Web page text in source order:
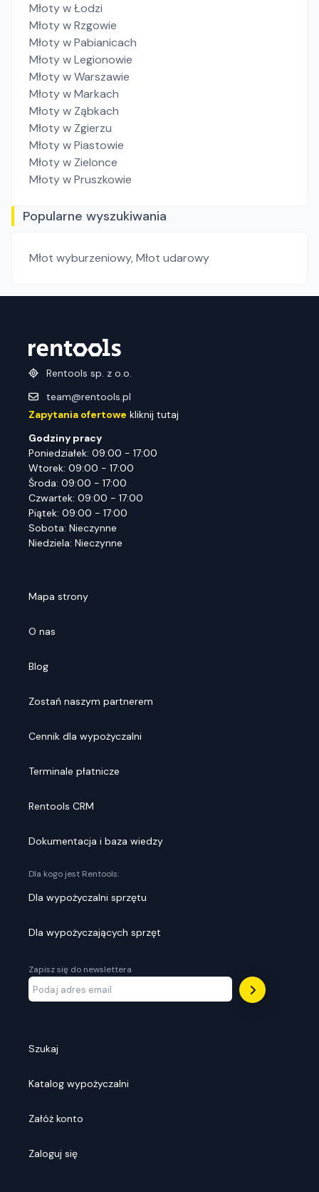
Młotyw Łodzi
Młotyw Rzgowie
Młotyw Pabianicach
Młotyw Legionowie
Młotyw Warszawie
Młotyw Markach
Młotyw Ząbkach
Młotyw Zgierzu
Młotyw Piastowie
Młotyw Zielonce
Młotyw Pruszkowie
Popularne wyszukiwania
Młot wyburzeniowy,Młot udarowy
Rentools sp. z o.o.
team@rentools.pl
Zapytania ofertowe kliknij tutaj
Godziny pracy
Poniedziałek: 09:00 - 17:00
Wtorek: 09:00 - 17:00
Środa: 09:00 - 17:00
Czwartek: 09:00 - 17:00
Piątek: 09:00 - 17:00
Sobota: Nieczynne
Niedziela: Nieczynne
Mapa strony
O nas
Blog
Zostań naszym partnerem
Cennik dla wypożyczalni
Terminale płatnicze
Rentools CRM
Dokumentacja i baza wiedzy
Dla kogo jest Rentools:
Dla wypożyczalni sprzętu
Dla wypożyczających sprzęt
Zapisz się do newslettera
Szukaj
Katalog wypożyczalni
Załóż konto
Zaloguj się